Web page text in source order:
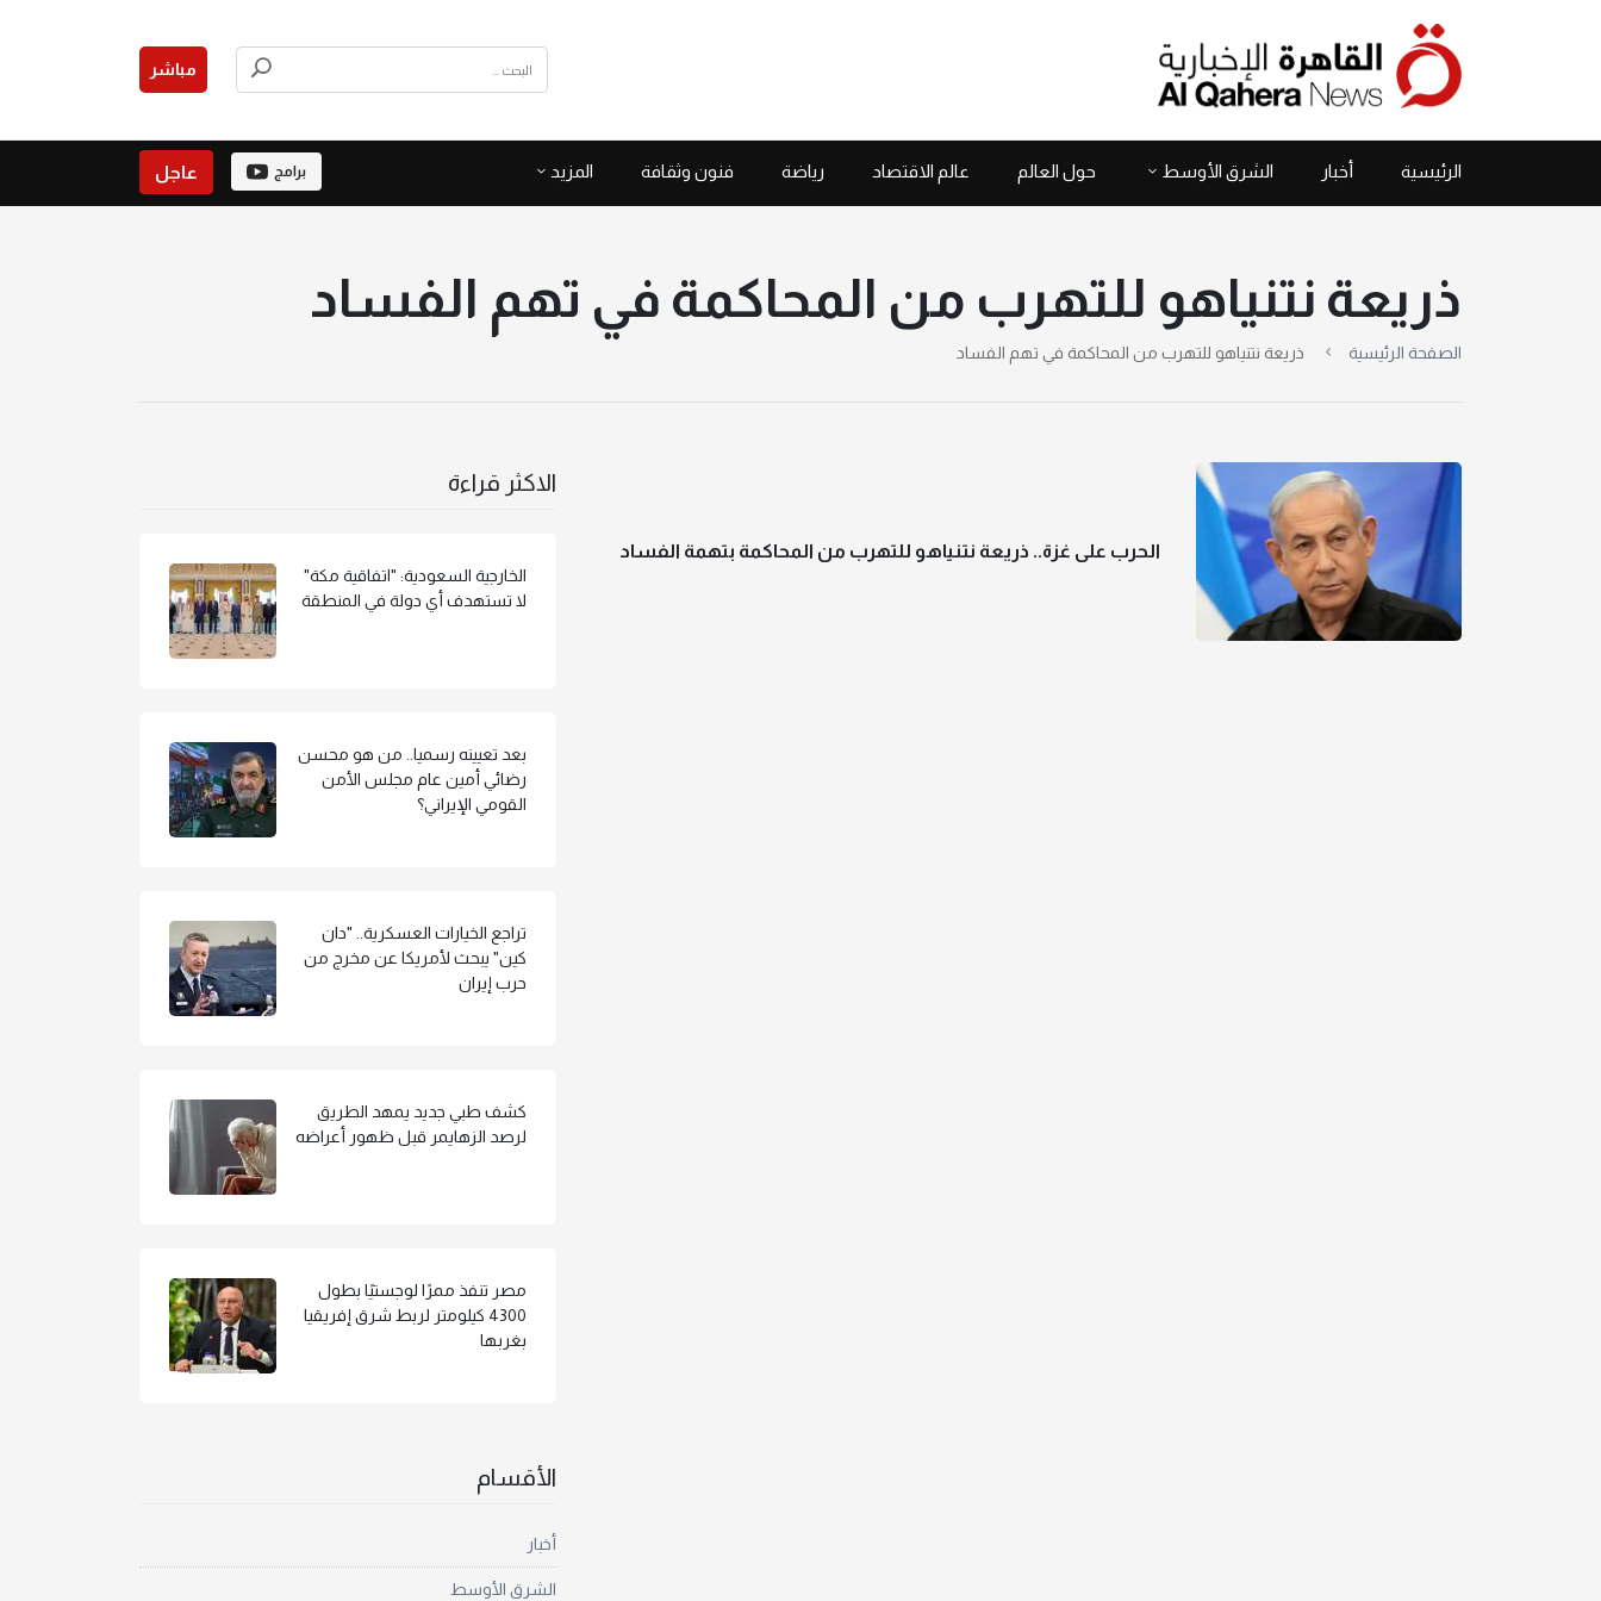
مباشر
الرئيسية أخبار الشرق الأوسط حول العالم عالم الاقتصاد رياضة فنون وثقافة المزيد برامج عاجل
ذريعة نتنياهو للتهرب من المحاكمة في تهم الفساد
الصفحة الرئيسية ذريعة نتنياهو للتهرب من المحاكمة في تهم الفساد
الحرب على غزة.. ذريعة نتنياهو للتهرب من المحاكمة بتهمة الفساد
الاكثر قراءة
الخارجية السعودية: "اتفاقية مكة"
لا تستهدف أي دولة في المنطقة
بعد تعيينه رسميا.. من هو محسن
رضائي أمين عام مجلس الأمن
القومي الإيراني؟
تراجع الخيارات العسكرية.. "دان
كين" يبحث لأمريكا عن مخرج من
حرب إيران
كشف طبي جديد يمهد الطريق
لرصد الزهايمر قبل ظهور أعراضه
مصر تنفذ ممرًا لوجستيًا بطول
4300 كيلومتر لربط شرق إفريقيا
بغربها
الأقسام
أخبار
الشرق الأوسط